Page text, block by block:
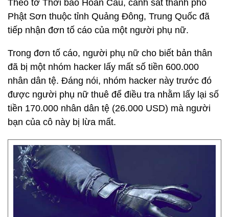
Theo tờ Thời báo Hoàn Cầu, cảnh sát thành phố
Phật Sơn thuộc tỉnh Quảng Đông, Trung Quốc đã
tiếp nhận đơn tố cáo của một người phụ nữ.
Trong đơn tố cáo, người phụ nữ cho biết bản thân
đã bị một nhóm hacker lấy mất số tiền 600.000
nhân dân tệ. Đáng nói, nhóm hacker này trước đó
được người phụ nữ thuê để điều tra nhằm lấy lại số
tiền 170.000 nhân dân tệ (26.000 USD) mà người
bạn của cô này bị lừa mất.